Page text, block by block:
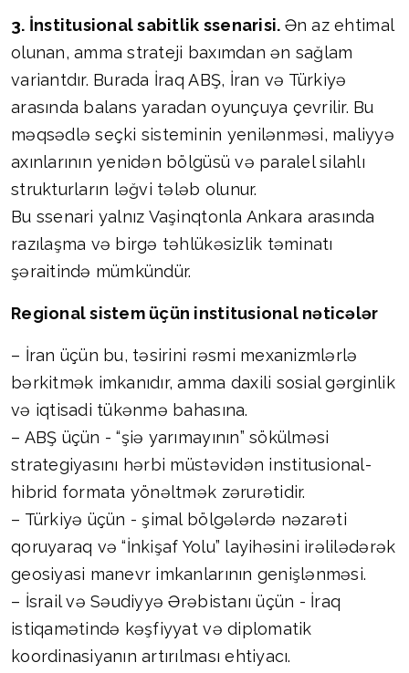
3. İnstitusional sabitlik ssenarisi. Ən az ehtimal
olunan, amma strateji baxımdan ən sağlam
variantdır. Burada İraq ABŞ, İran və Türkiyə
arasında balans yaradan oyunçuya çevrilir. Bu
məqsədlə seçki sisteminin yenilənməsi, maliyyə
axınlarının yenidən bölgüsü və paralel silahlı
strukturların ləğvi tələb olunur.
Bu ssenari yalnız Vaşinqtonla Ankara arasında
razılaşma və birgə təhlükəsizlik təminatı
şəraitində mümkündür.
Regional sistem üçün institusional nəticələr
– İran üçün bu, təsirini rəsmi mexanizmlərlə
bərkitmək imkanıdır, amma daxili sosial gərginlik
və iqtisadi tükənmə bahasına.
– ABŞ üçün - “şiə yarımayının” sökülməsi
strategiyasını hərbi müstəvidən institusional-
hibrid formata yönəltmək zərurətidir.
– Türkiyə üçün - şimal bölgələrdə nəzarəti
qoruyaraq və “İnkişaf Yolu” layihəsini irəlilədərək
geosiyasi manevr imkanlarının genişlənməsi.
– İsrail və Səudiyyə Ərəbistanı üçün - İraq
istiqamətində kəşfiyyat və diplomatik
koordinasiyanın artırılması ehtiyacı.